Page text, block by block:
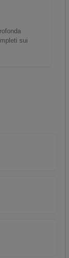
sui